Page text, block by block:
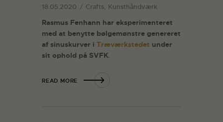
18.05.2020 Crafts, Kunsthåndværk
Rasmus Fenhann har eksperimenteret
med at benytte bølgemønstre genereret
af sinuskurver i Træværkstedet under
sit ophold på SVFK.
READ MORE